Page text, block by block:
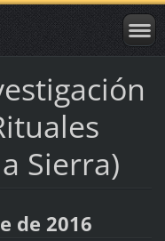
Sierra)
de 2016